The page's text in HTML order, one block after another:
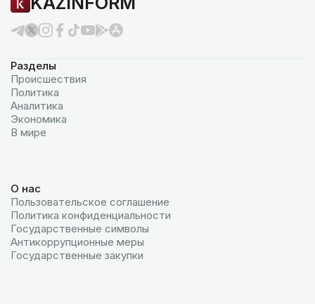
Разделы
Происшествия
Политика
Аналитика
Экономика
В мире
О нас
Пользовательское соглашение
Политика конфиденциальности
Государственные символы
Антикоррупционные меры
Государственные закупки